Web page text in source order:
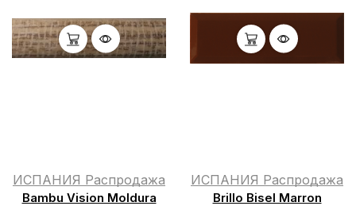
ИСПАНИЯ Распродажа
Bambu Vision Moldura
ИСПАНИЯ Распродажа
Brillo Bisel Marron